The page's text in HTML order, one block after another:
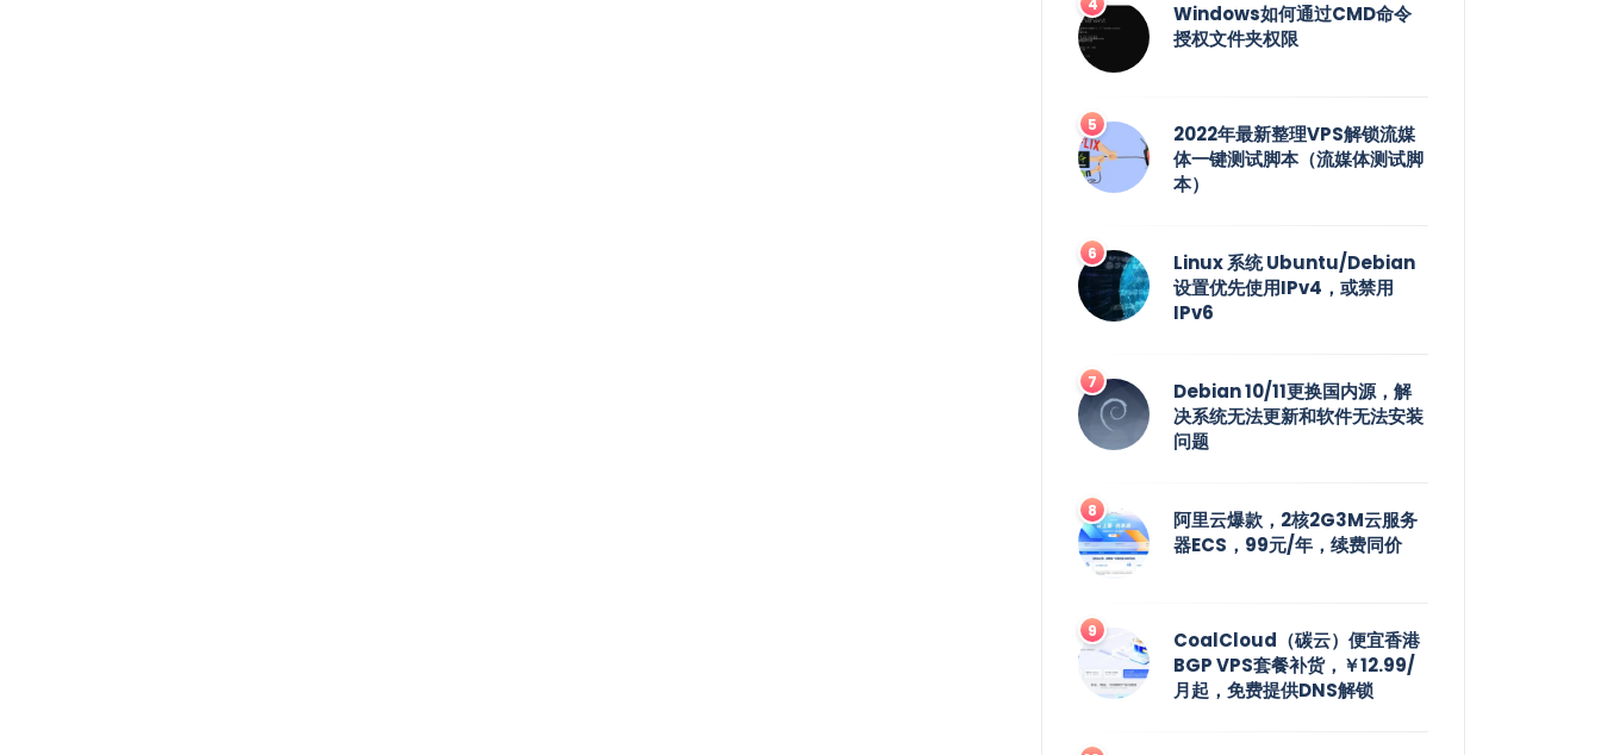
Windows如何通过CMD命令
授权文件夹权限
2022年最新整理VPS解锁流媒
体一键测试脚本（流媒体测试脚
本）
Linux 系统 Ubuntu/Debian
设置优先使用IPv4，或禁用
IPv6
Debian 10/11更换国内源，解
决系统无法更新和软件无法安装
问题
阿里云爆款，2核2G3M云服务
器ECS，99元/年，续费同价
CoalCloud（碳云）便宜香港
BGP VPS套餐补货，￥12.99/
月起，免费提供DNS解锁